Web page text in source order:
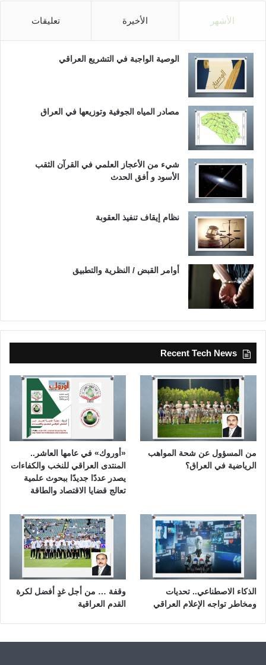
الأشهر الأخيرة تعليقات
الوصية الواجبة في التشريع العراقي
مصادر المياه الجوفية وتوزيعها في العراق
شيء من الأعجاز العلمي في القرآن الثقب
الأسود و أفق الحدث
نظام إيقاف تنفيذ العقوبة
أوامر القبض / النظرية والتطبيق
Recent Tech News
من المسؤول عن شحة المواهب
الرياضية في العراق؟
«أوروك» في عامها العاشر..
المنتدى العراقي للنخب والكفاءات
يصدر عددًا جديدًا ببحوث علمية
تعالج قضايا الاقتصاد والطاقة
الذكاء الاصطناعي.. تحديات
ومخاطر تواجه الإعلام العراقي
وقفة … من أجل غدٍ أفضل لكرة
القدم العراقية